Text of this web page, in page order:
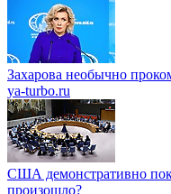
Захарова необычно
ya-turbo.ru
США демонстративно
произошло?